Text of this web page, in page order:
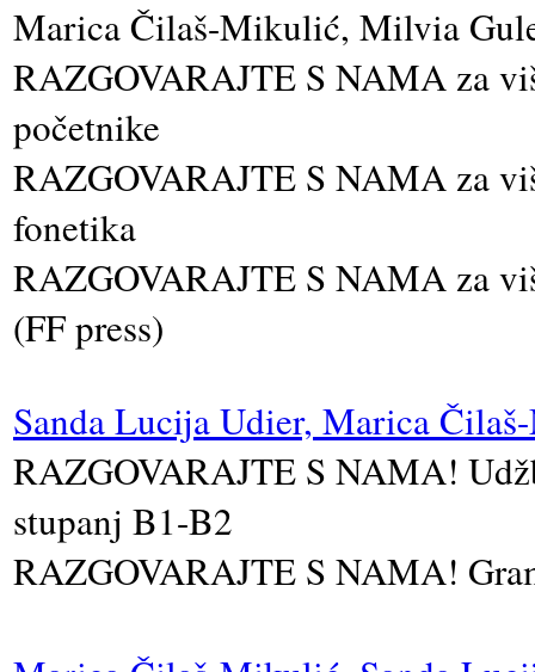
Marica Čilaš-Mikulić, Milvia
RAZGOVARAJTE S NAMA za
početnike
RAZGOVARAJTE S NAMA za
fonetika
RAZGOVARAJTE S NAMA za
(FF press)
Sanda Lucija Udier, Marica
RAZGOVARAJTE S NAMA!
stupanj B1-B2
RAZGOVARAJTE S NAMA!